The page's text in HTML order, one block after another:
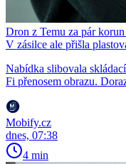
Dron z Temu za pár
V zásilce ale přišla
Nabídka slibovala
Fi přenosem obrazu.
Mobify.cz
dnes, 07:38
4 min